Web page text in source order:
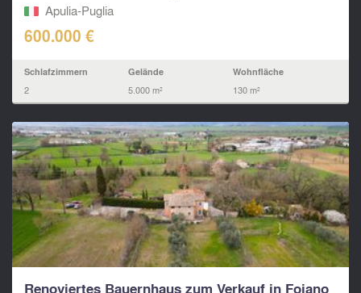
Apulia-Puglia
600.000 €
Schlafzimmern
2
Gelände
5.000 m²
Wohnfläche
130 m²
Renoviertes Bauernhaus zum Verkauf in Foiano